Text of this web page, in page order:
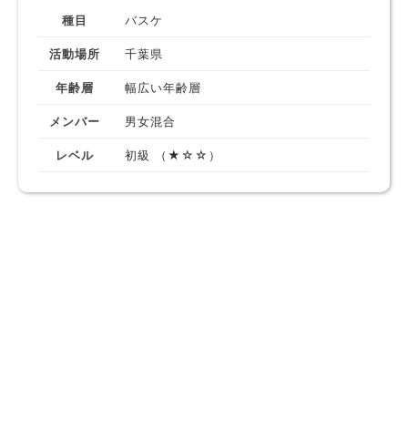
種目 バスケ
活動場所 千葉県
年齢層 幅広い年齢層
メンバー 男女混合
レベル 初級 （★☆☆）